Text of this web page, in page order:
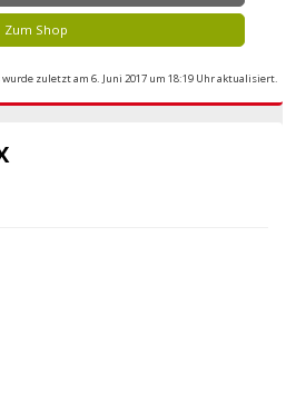
Zum Shop
zuletzt am 6. Juni 2017 um 18:19 Uhr aktualisiert.